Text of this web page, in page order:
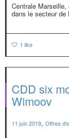
Centrale Marseille,
dans le secteur de
1 like
CDD six
Wimoov
11 juin 2019, Offres